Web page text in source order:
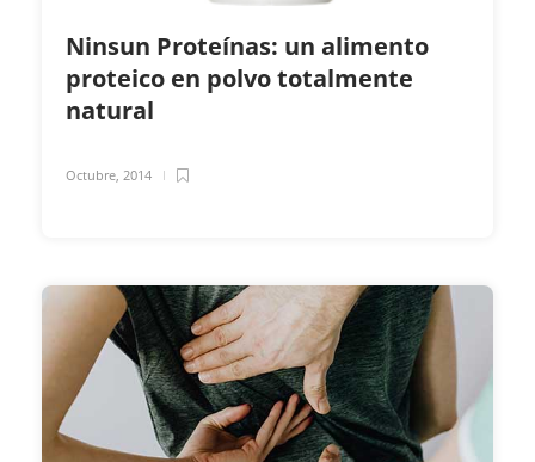
Ninsun Proteínas: un alimento
proteico en polvo totalmente
natural
Octubre, 2014